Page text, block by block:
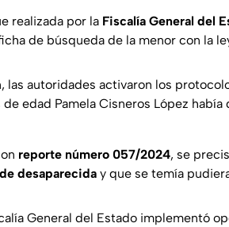
realizada por la Fiscalía General del
de búsqueda de la menor con la
las autoridades activaron los
edad Pamela Cisneros López
reporte número 057/2024, se
desaparecida y que se temía
General del Estado implementó